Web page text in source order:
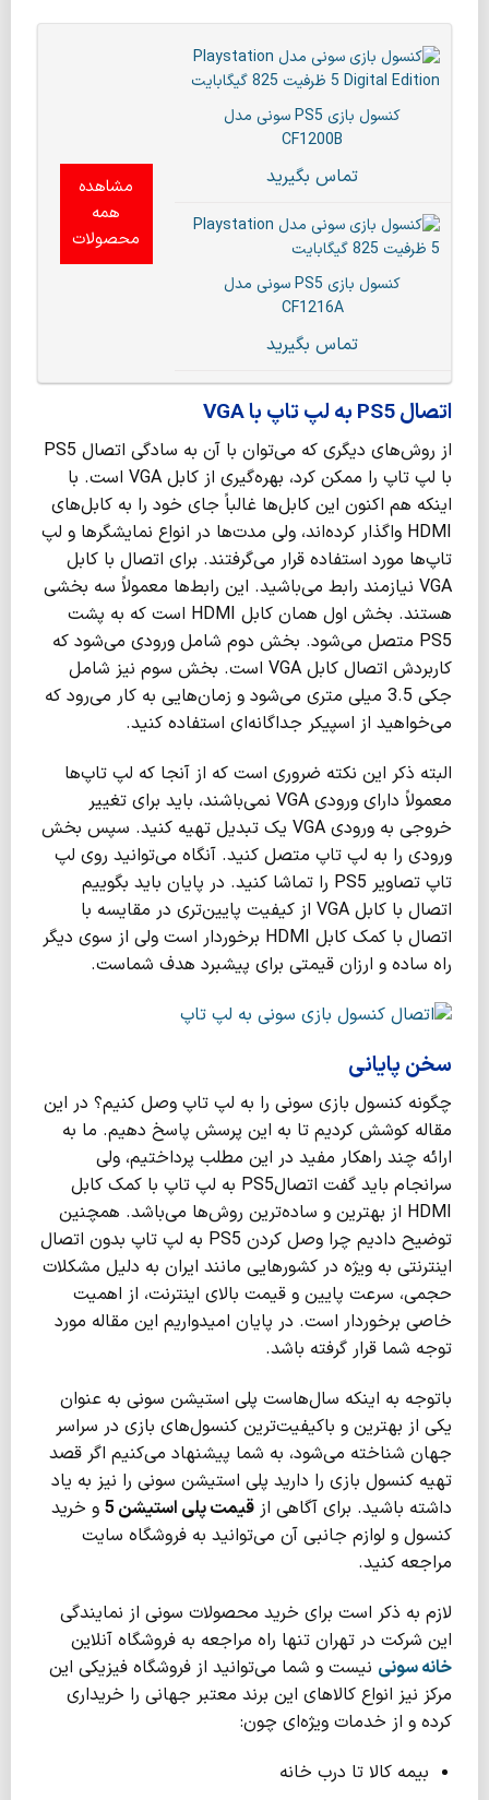
کنسول بازی PS5 سونی مدل
CF1200B
تماس بگیرید
کنسول بازی PS5 سونی مدل
CF1216A
تماس بگیرید
مشاهده
همه
محصولات
اتصال PS5 به لپ تاپ با VGA
از روش‌های دیگری که می‌توان با آن به سادگی اتصال PS5
با لپ تاپ را ممکن کرد، بهره‌گیری از کابل VGA است. با
اینکه هم اکنون این کابل‌ها غالباً جای خود را به کابل‌های
HDMI واگذار کرده‌اند، ولی مدت‌ها در انواع نمایشگرها و لپ
تاپ‌ها مورد استفاده قرار می‌گرفتند. برای اتصال با کابل
VGA نیازمند رابط می‌باشید. این رابط‌ها معمولاً سه بخشی
هستند. بخش اول همان کابل HDMI است که به پشت
PS5 متصل می‌شود. بخش دوم شامل ورودی می‌شود که
کاربردش اتصال کابل VGA است. بخش سوم نیز شامل
جکی 3.5 میلی متری می‌شود و زمان‌هایی به کار می‌رود که
می‌خواهید از اسپیکر جداگانه‌ای استفاده کنید.
البته ذکر این نکته ضروری است که از آنجا که لپ تاپ‌ها
معمولاً دارای ورودی VGA نمی‌باشند، باید برای تغییر
خروجی به ورودی VGA یک تبدیل تهیه کنید. سپس بخش
ورودی را به لپ تاپ متصل کنید. آنگاه می‌توانید روی لپ
تاپ تصاویر PS5 را تماشا کنید. در پایان باید بگوییم
اتصال با کابل VGA از کیفیت پایین‌تری در مقایسه با
اتصال با کمک کابل HDMI برخوردار است ولی از سوی دیگر
راه ساده و ارزان قیمتی برای پیشبرد هدف شماست.
سخن پایانی
چگونه کنسول بازی سونی را به لپ تاپ وصل کنیم؟ در این
مقاله کوشش کردیم تا به این پرسش پاسخ دهیم. ما به
ارائه چند راهکار مفید در این مطلب پرداختیم، ولی
سرانجام باید گفت اتصالPS5 به لپ تاپ با کمک کابل
HDMI از بهترین و ساده‌ترین روش‌ها می‌باشد. همچنین
توضیح دادیم چرا وصل کردن PS5 به لپ تاپ بدون اتصال
اینترنتی به ویژه در کشورهایی مانند ایران به دلیل مشکلات
حجمی، سرعت پایین و قیمت بالای اینترنت، از اهمیت
خاصی برخوردار است. در پایان امیدواریم این مقاله مورد
توجه شما قرار گرفته باشد.
باتوجه به اینکه سال‌هاست پلی استیشن سونی به عنوان
یکی از بهترین و باکیفیت‌ترین کنسول‌های بازی در سراسر
جهان شناخته می‌شود، به شما پیشنهاد می‌کنیم اگر قصد
تهیه کنسول بازی را دارید پلی استیشن سونی را نیز به یاد
داشته باشید. برای آگاهی از قیمت پلی استیشن 5
و خرید
کنسول و لوازم جانبی آن می‌توانید به فروشگاه سایت
مراجعه کنید.
لازم به ذکر است برای خرید محصولات سونی از نمایندگی
این شرکت در تهران تنها راه مراجعه به فروشگاه آنلاین
خانه سونی نیست و شما می‌توانید از فروشگاه فیزیکی این
مرکز نیز انواع کالاهای این برند معتبر جهانی را خریداری
کرده و از خدمات ویژه‌ای چون:
بیمه کالا تا درب خانه